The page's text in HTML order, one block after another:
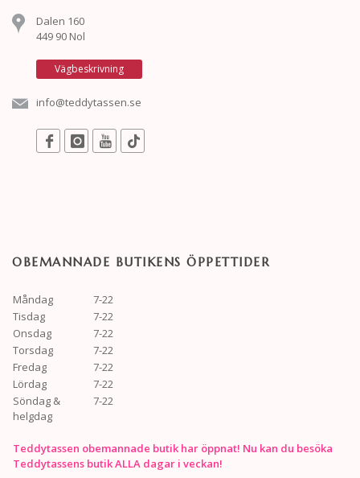
Dalen 160
449 90 Nol
Vägbeskrivning
info@teddytassen.se
OBEMANNADE BUTIKENS ÖPPETTIDER
Måndag
7-22
Tisdag
7-22
Onsdag
7-22
Torsdag
7-22
Fredag
7-22
Lördag
7-22
Söndag &
helgdag
7-22
Teddytassen obemannade butik har öppnat! Nu kan du besöka
Teddytassens butik ALLA dagar i veckan!